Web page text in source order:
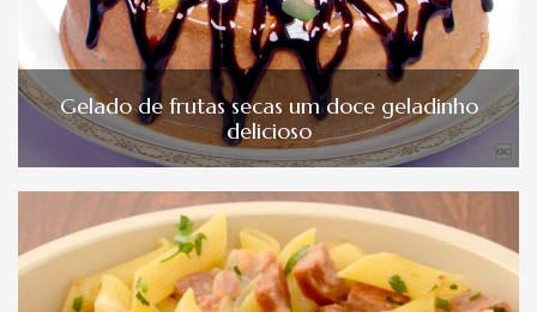
Gelado de frutas secas um doce geladinho
delicioso